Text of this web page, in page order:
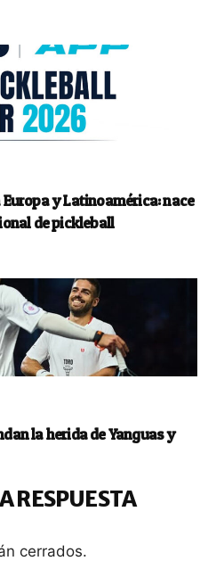
y Latinoamérica: nace
de pickleball
la herida de Yanguas y
RESPUESTA
cerrados.